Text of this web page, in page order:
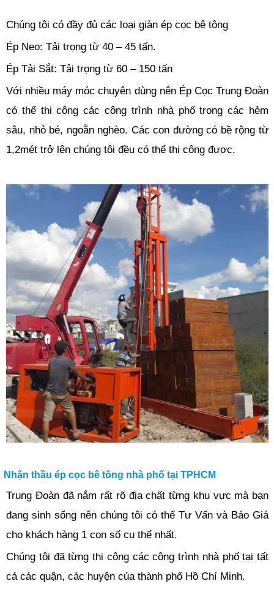
Chúng tôi có đầy đủ các loại giàn ép cọc bê tông
Ép Neo: Tải trọng từ 40 – 45 tấn.
Ép Tải Sắt: Tải trọng từ 60 – 150 tấn
Với nhiều máy móc chuyên dùng nên Ép Cọc Trung Đoàn
có thể thi công các công trình nhà phố trong các hẻm
sâu, nhỏ bé, ngoằn nghèo. Các con đường có bề rộng từ
1,2mét trở lên chúng tôi đều có thể thi công được.
Nhận thầu ép cọc bê tông nhà phố tại TPHCM
Trung Đoàn đã nắm rất rõ địa chất từng khu vực mà bạn
đang sinh sống nên chúng tôi có thể Tư Vấn và Báo Giá
cho khách hàng 1 con số cụ thể nhất.
Chúng tôi đã từng thi công các công trình nhà phố tại tất
cả các quận, các huyện của thành phố Hồ Chí Minh.